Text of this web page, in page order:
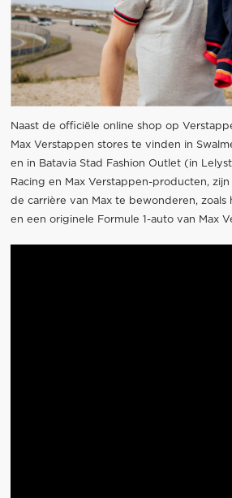
Naast de officiële online shop op
Max Verstappen stores te vinden in
en in Batavia Stad Fashion Outlet (in
Racing en Max Verstappen-producten,
de carrière van Max te bewonderen, zoals
en een originele Formule 1-auto van Max